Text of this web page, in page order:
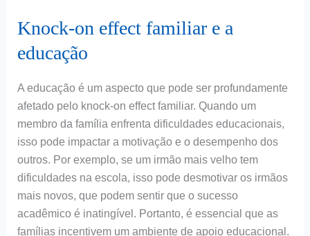
Knock-on effect familiar e a
educação
A educação é um aspecto que pode ser profundamente
afetado pelo knock-on effect familiar. Quando um
membro da família enfrenta dificuldades educacionais,
isso pode impactar a motivação e o desempenho dos
outros. Por exemplo, se um irmão mais velho tem
dificuldades na escola, isso pode desmotivar os irmãos
mais novos, que podem sentir que o sucesso
acadêmico é inatingível. Portanto, é essencial que as
famílias incentivem um ambiente de apoio educacional.